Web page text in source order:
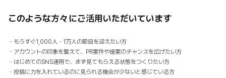
このような方々にご活用いただいています
・もうすぐ1,000人・1万人の節目を迎えたい方
・アカウントの印象を整えて、PR案件や提案のチャンスを広げたい方
・はじめてのSNS運用で、まず見てもらえる状態をつくりたい方
・投稿に力を入れているのに見られる機会が少ないと感じている方